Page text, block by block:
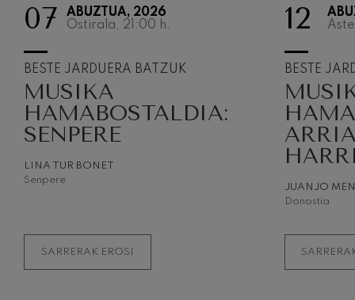
07
ABUZTUA, 2026
Ostirala, 21:00 h.
BESTE JARDUERA BATZUK
MUSIKA
HAMABOSTALDIA:
SENPERE
LINA TUR BONET
Senpere
SARRERAK EROSI
12
BESTE
JUANJO
Donostia